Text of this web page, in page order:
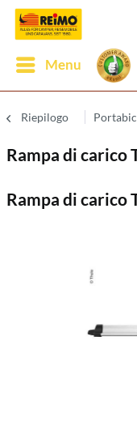
Menu
Riepilogo
Rampa di carico
Rampa di carico